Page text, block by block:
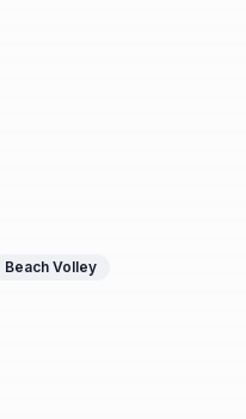
Beach Volley